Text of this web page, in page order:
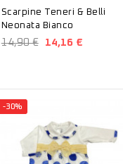
Scarpine Teneri & Belli
Neonata Bianco
14,90 € 14,16 €
-30%